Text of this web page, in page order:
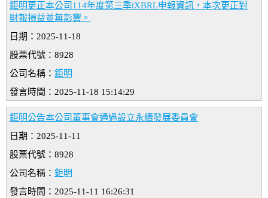
鉅明更正本公司114年度第三季iXBRL申報資訊，本次更正對
財報損益並無影響。
日期：2025-11-18
股票代號：8928
公司名稱： 鉅明
發言時間：2025-11-18 15:14:29
鉅明公告本公司董事會通過設立永續發展委員會
日期：2025-11-11
股票代號：8928
公司名稱： 鉅明
發言時間：2025-11-11 16:26:31